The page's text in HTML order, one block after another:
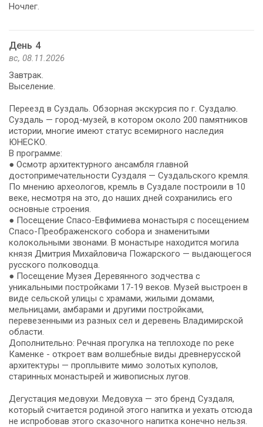
Ночлег.
День 4
вс, 08.11.2026
Завтрак.
Выселение.
Переезд в Суздаль. Обзорная экскурсия по г. Суздалю.
Суздаль — город-музей, в котором около 200 памятников
истории, многие имеют статус всемирного наследия
ЮНЕСКО.
В программе:
● Осмотр архитектурного ансамбля главной
достопримечательности Суздаля — Суздальского кремля.
По мнению археологов, кремль в Суздале построили в 10
веке, несмотря на это, до наших дней сохранились его
основные строения.
● Посещение Спасо-Евфимиева монастыря с посещением
Спасо-Преображенского собора и знаменитыми
колокольными звонами. В монастыре находится могила
князя Дмитрия Михайловича Пожарского — выдающегося
русского полководца.
● Посещение Музея Деревянного зодчества с
уникальными постройками 17-19 веков. Музей выстроен в
виде сельской улицы с храмами, жилыми домами,
мельницами, амбарами и другими постройками,
перевезенными из разных сел и деревень Владимирской
области.
Дополнительно: Речная прогулка на теплоходе по реке
Каменке - откроет вам волшебные виды древнерусской
архитектуры — проплывите мимо золотых куполов,
старинных монастырей и живописных лугов.
Дегустация медовухи. Медовуха — это бренд Суздаля,
который считается родиной этого напитка и уехать отсюда
не испробовав этого сказочного напитка конечно нельзя.